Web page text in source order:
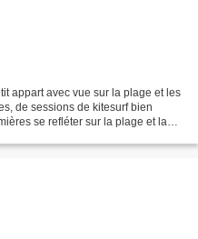
appart avec vue sur la plage et les
de sessions de kitesurf bien
se refléter sur la plage et la